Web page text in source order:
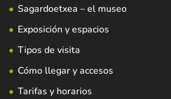
Sagardoetxea – el museo
Exposición y espacios
Tipos de visita
Cómo llegar y accesos
Tarifas y horarios